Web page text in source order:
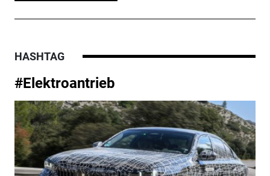
HASHTAG
#Elektroantrieb